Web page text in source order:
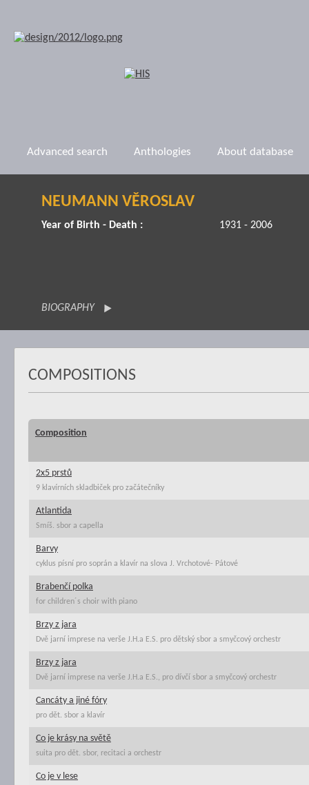
Advanced search Anthologies About database
NEUMANN VĚROSLAV
Year of Birth - Death : 1931 - 2006
BIOGRAPHY
COMPOSITIONS
Composition
2x5 prstů
9 klavírních skladbiček pro začátečníky
Atlantida
Smíš. sbor a capella
Barvy
cyklus písní pro soprán a klavír na slova J. Vrchotové- Pátové
Brabenčí polka
for children´s choir with piano
Brzy z jara
Dvě jarní imprese na verše J.H.a E.S. pro dětský sbor a smyčcový orchestr
Brzy z jara
Dvě jarní imprese na verše J.H.a E.S., pro dívčí sbor a smyčcový orchestr
Cancáty a jiné fóry
pro dět. sbor a klavír
Co je krásy na světě
suita pro dět. sbor, recitaci a orchestr
Co je v lese